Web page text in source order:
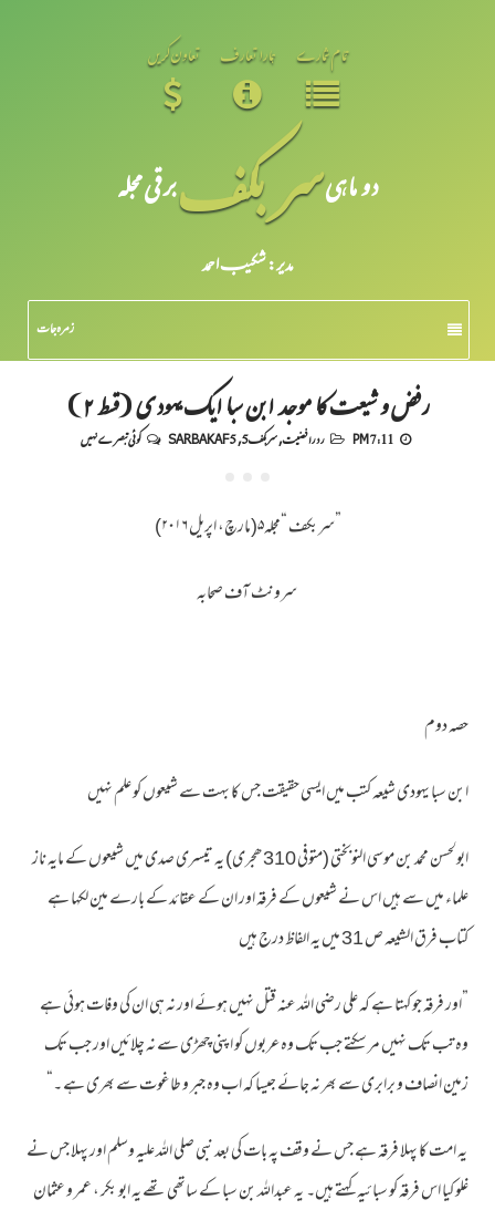
تمام شمارے ہمارا تعارف تعاون کریں
دو ماہیسر بکفبرقی مجلہ
مدیر: شکیبـ احمد
زمرہ جات
رفض و شیعت کا موجد ابن سبا ایک یہودی (قسط ۲)
7:11 PM رد رافضیت,سربکف5 ,
SARBAKAF 5 کوئی تبصرے نہیں
”سربکف “مجلہ۵(مارچ، اپریل ۲۰۱۶)
سرونٹ آف صحابہ
حصہ دوم
ابن سبا یہودی شیعہ کتب میں ایسی حقیقت جس کا بہت سے شیعوں کو علم نہیں
ابولحسن محمد بن موسی النوبختی (متوفی 310 ھجری) یہ تیسری صدی میں شیعوں کے مایہ ناز
علماء میں سے ہیں اس نے شیعوں کے فرقہ اور ان کے عقائد کے بارے مین لکہا ہے
کتاب فرق الشیعہ ص 31 میں یہ الفاظ درج ہیں
”اور فرقہ جو کہتا ہے کہ علی رضی اللہ عنہ قتل نہیں ہوئے اور نہ ہی ان کی وفات ہوئی ہے
وہ تب تک نہیں مر سکتے جب تک وہ عربوں کو اپنی چھڑی سے نہ چلائیں اور جب تک
زمین انصاف و برابری سے بھر نہ جائے جیسا کہ اب وہ جبر و طاغوت سے بھری ہے ۔“
یہ امت کا پہلا فرقہ ہے جس نے وقف پہ بات کی بعد نبی صلی اللہ علیہ وسلم اور پہلا جس نے
غلو کیا اس فرقہ کو سبائیہ کہتے ہیں۔ یہ عبداللہ بن سبا کے ساتھی تھے یہ ابو بکر ، عمر و عثمان